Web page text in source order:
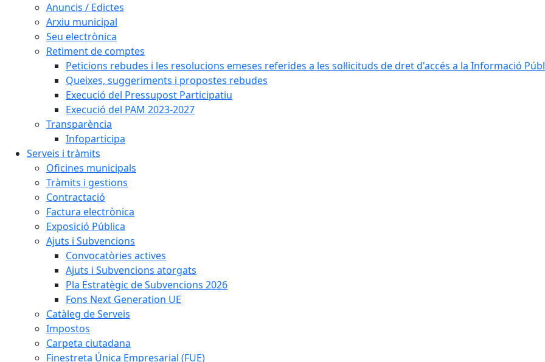
Anuncis / Edictes
Arxiu municipal
Seu electrònica
Retiment de comptes
Peticions rebudes i les resolucions emeses referides a les sol·licituds de dret d'accés a la Informació
Queixes, suggeriments i propostes rebudes
Execució del Pressupost Participatiu
Execució del PAM 2023-2027
Transparència
Infoparticipa
Serveis i tràmits
Oficines municipals
Tràmits i gestions
Contractació
Factura electrònica
Exposició Pública
Ajuts i Subvencions
Convocatòries actives
Ajuts i Subvencions atorgats
Pla Estratègic de Subvencions 2026
Fons Next Generation UE
Catàleg de Serveis
Impostos
Carpeta ciutadana
Finestreta Única Empresarial (FUE)